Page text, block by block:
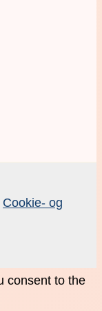
Cookie- og
consent to the